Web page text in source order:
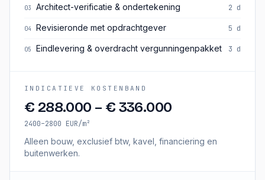
03 Architect-verificatie & ondertekening 2 d
04 Revisieronde met opdrachtgever 5 d
05 Eindlevering & overdracht vergunningenpakket 3 d
INDICATIEVE KOSTENBAND
€ 288.000 – € 336.000
2400–2800 EUR/m²
Alleen bouw, exclusief btw, kavel, financiering en
buitenwerken.